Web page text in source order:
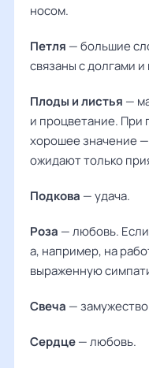
носом.
Петля — большие
связаны с долгами
Плоды и листья —
и процветание. При
хорошее значение
ожидают только
Подкова — удача.
Роза — любовь.
а, например, на
выраженную
Свеча —
Сердце— любовь.